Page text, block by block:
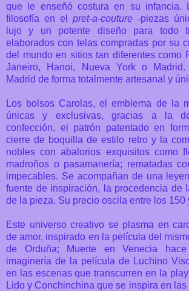
que le enseñó costura en su infancia.
filosofía en el pret-a-couture -piezas
lujo y un potente diseño para todo
elaborados con telas compradas por su
del mundo en sitios tan diferentes como
Janeiro, Hanoi, Nueva York o
Madrid de forma totalmente artesanal y
Los bolsos Carolas, el emblema de la
únicas y exclusivas, gracias a la
confección, el patrón patentado en
cierre de boquilla de estilo retro y la
nobles con abalorios exquisitos como
madroños o pasamanería; rematadas
impecables. Se acompañan de una
fuente de inspiración, la procedencia de
de la pieza. Su precio oscila entre los 150
Este universo creativo se plasma en
de amor, inspirado en la película del
de Orduña; Muerte en Venecia
imaginería de la película de Luchino
en las escenas que transcurren en la
Lido y Conchinchina que se inspira en